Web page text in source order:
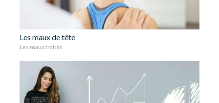
Les maux de tête
Les maux traités